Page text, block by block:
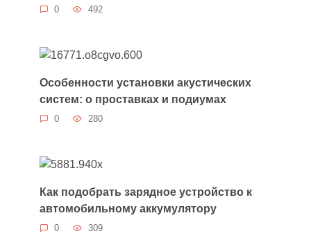
0 492
Особенности установки акустических
систем: о проставках и подиумах
0 280
Как подобрать зарядное устройство к
автомобильному аккумулятору
0 309